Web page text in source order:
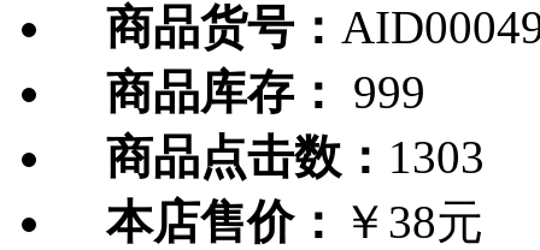
商品货号：
商品库存：
999
商品点击数： 1303
本店售价： ￥38元